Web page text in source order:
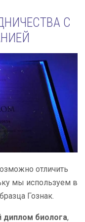
С
отличить
мы используем в
Гознак.
диплом биолога,